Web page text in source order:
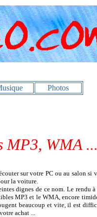
Photos
MP3, WMA ...
sur votre PC ou au salon si
la voiture.
dignes de ce nom. Le rendu à
MP3 et le WMA, encore
beaucoup et vite, il est
achat ...